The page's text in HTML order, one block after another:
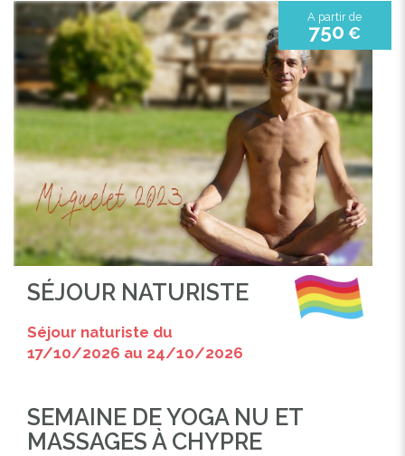
A partir de
750 €
SÉJOUR NATURISTE
Séjour naturiste du
17/10/2026 au 24/10/2026
SEMAINE DE YOGA NU ET
MASSAGES À CHYPRE